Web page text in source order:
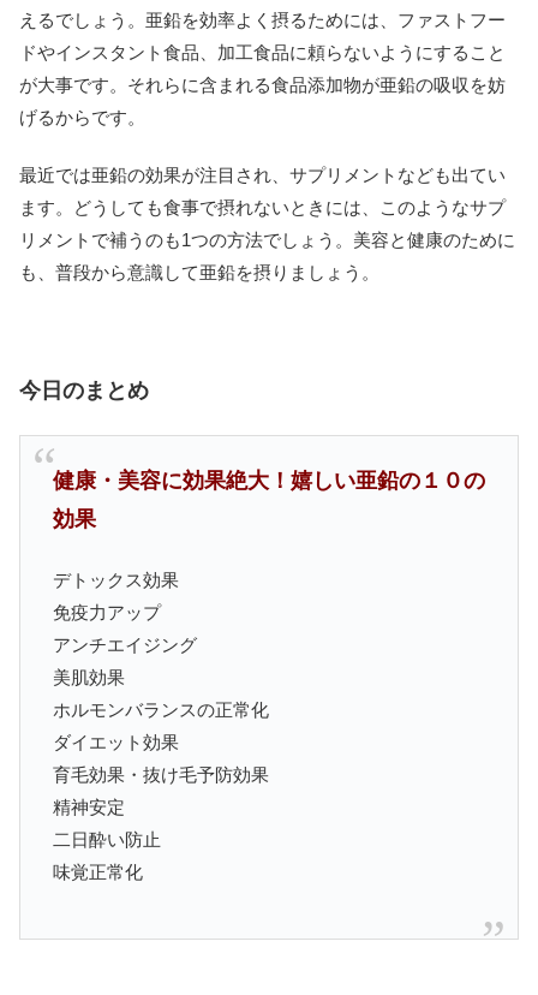
えるでしょう。亜鉛を効率よく摂るためには、ファストフー
ドやインスタント食品、加工食品に頼らないようにすること
が大事です。それらに含まれる食品添加物が亜鉛の吸収を妨
げるからです。
最近では亜鉛の効果が注目され、サプリメントなども出てい
ます。どうしても食事で摂れないときには、このようなサプ
リメントで補うのも1つの方法でしょう。美容と健康のために
も、普段から意識して亜鉛を摂りましょう。
今日のまとめ
健康・美容に効果絶大！嬉しい亜鉛の１０の
効果
デトックス効果
免疫力アップ
アンチエイジング
美肌効果
ホルモンバランスの正常化
ダイエット効果
育毛効果・抜け毛予防効果
精神安定
二日酔い防止
味覚正常化